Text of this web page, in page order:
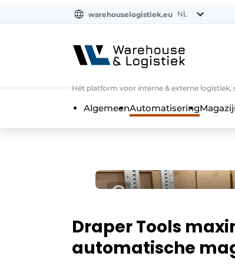
warehouselogistiek.eu NL
Hét platform voor interne & externe
AlgemeenAutomatisering
Draper Tools
automatische